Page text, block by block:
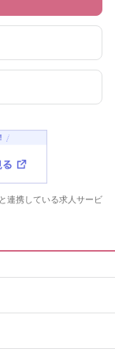
連携している求人サービ